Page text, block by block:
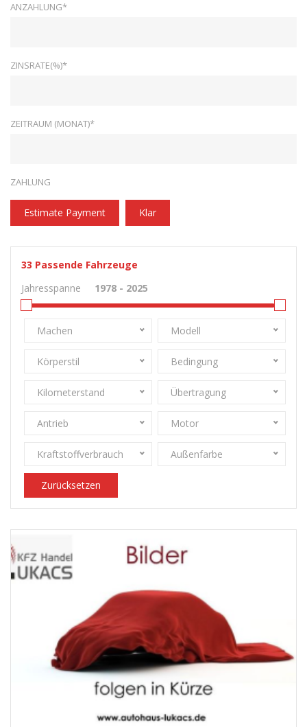
ANZAHLUNG*
ZINSRATE(%)*
ZEITRAUM (MONAT)*
ZAHLUNG
Estimate Payment Klar
33 Passende Fahrzeuge
Jahresspanne
Machen Modell
Körperstil Bedingung
Kilometerstand Übertragung
Antrieb Motor
Kraftstoffverbrauch Außenfarbe
Zurücksetzen